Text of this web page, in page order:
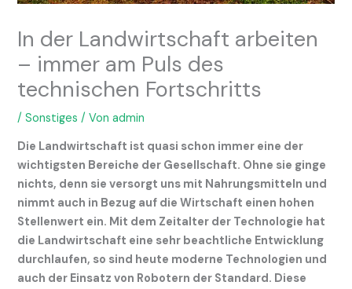
In der Landwirtschaft arbeiten
– immer am Puls des
technischen Fortschritts
/Sonstiges / Vonadmin
Die Landwirtschaft ist quasi schon immer eine der
wichtigsten Bereiche der Gesellschaft. Ohne sie ginge
nichts, denn sie versorgt uns mit Nahrungsmitteln und
nimmt auch in Bezug auf die Wirtschaft einen hohen
Stellenwert ein. Mit dem Zeitalter der Technologie hat
die Landwirtschaft eine sehr beachtliche Entwicklung
durchlaufen, so sind heute moderne Technologien und
auch der Einsatz von Robotern der Standard. Diese